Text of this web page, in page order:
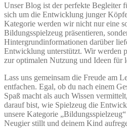
Unser Blog ist der perfekte Begleiter
sich um die Entwicklung junger
Kategorie werden wir nicht nur eine
Bildungsspielzeug präsentieren,
Hintergrundinformationen darüber
Entwicklung unterstützt. Wir werden
zur optimalen Nutzung und Ideen für
Lass uns gemeinsam die Freude am
entfachen. Egal, ob du nach einem
Spaß macht als auch Wissen
darauf bist, wie Spielzeug die
unsere Kategorie
Neugier stillt und deinem Kind